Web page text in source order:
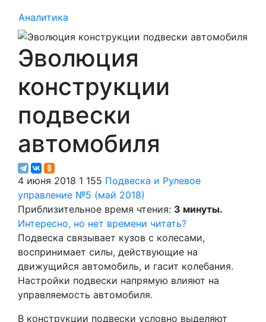
Аналитика
Эволюция
конструкции
подвески
автомобиля
4 июня 2018 1 155 Подвеска и Рулевое
управление №5 (май 2018)
Приблизительное время чтения: 3 минуты.
Интересно, но нет времени читать?
Подвеска связывает кузов с колесами,
воспринимает силы, действующие на
движущийся автомобиль, и гасит колебания.
Настройки подвески напрямую влияют на
управляемость автомобиля.
В конструкции подвески условно выделяют